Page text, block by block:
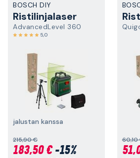
BOSCH DIY
Ristilinjalaser
AdvancedLevel 360
5,0
jalustan kanssa
215,90 €
183,50 €-15%
60,10